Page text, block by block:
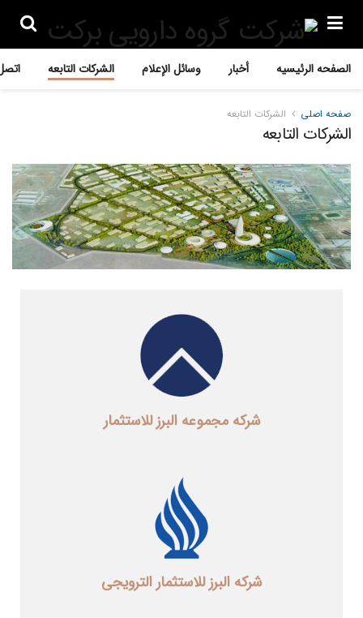
الصفحه الرئیسیه أخبار وسائل الإعلام الشرکات التابعه
صفحه اصلی الشرکات التابعه
الشرکات التابعه
شرکه مجموعه البرز للاستثمار
شرکه البرز للاستثمار الترویجی